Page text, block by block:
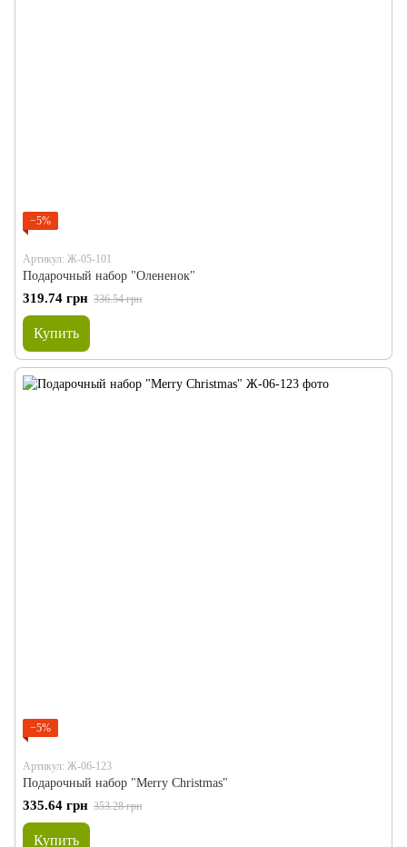
−5%
Артикул: Ж-05-101
Подарочный набор "Олененок"
319.74 грн 336.54 грн
Купить
−5%
Артикул: Ж-06-123
Подарочный набор "Merry Christmas"
335.64 грн 353.28 грн
Купить